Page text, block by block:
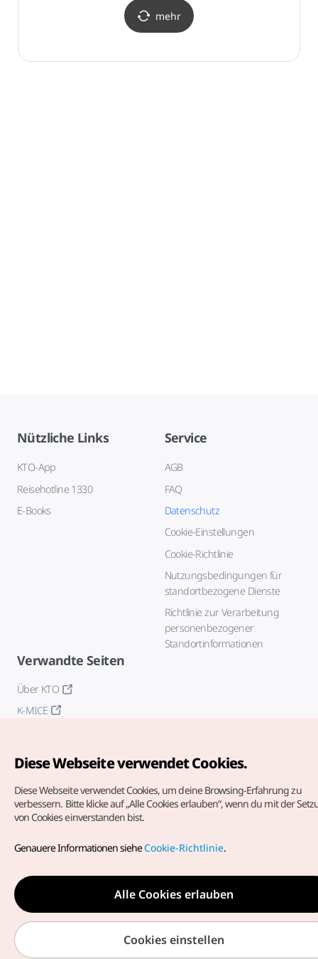
남서울생활미술관))
mehr
Nützliche Links
KTO-App
Reisehotline 1330
E-Books
Service
AGB
FAQ
Datenschutz
Cookie-Einstellungen
Cookie-Richtlinie
Nutzungsbedingungen für
standortbezogene Dienste
Richtlinie zur Verarbeitung
personenbezogener
Standortinformationen
Verwandte Seiten
Über KTO
K-MICE
vorbehalten.
dieoffizielle E-Mail-Adresse
german@knto.or.kr
Diese Webseite verwendet Cookies.
Diese Webseite verwendet Cookies, um deine Browsing-Erfahrung zu
verbessern. Bitte klicke auf „Alle Cookies erlauben“, wenn du mit der
von Cookies einverstanden bist.
Genauere Informationen sieheCookie-Richtlinie.
Alle Cookies erlauben
Cookies einstellen